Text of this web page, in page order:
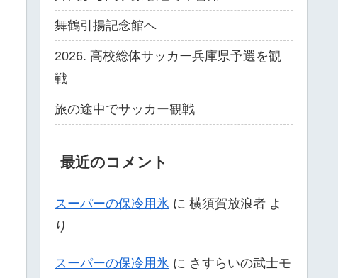
舞鶴引揚記念館へ
2026. 高校総体サッカー兵庫県予選を観
戦
旅の途中でサッカー観戦
最近のコメント
スーパーの保冷用氷 に 横須賀放浪者 よ
り
スーパーの保冷用氷 に さすらいの武士モ